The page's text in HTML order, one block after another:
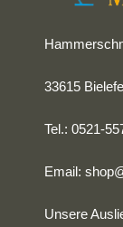
33615
Tel.: 0521-
Email:
Unsere